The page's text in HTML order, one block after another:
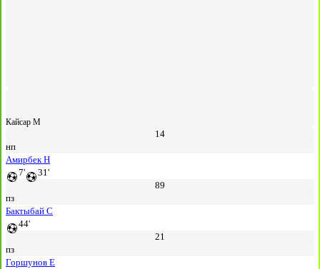
Кайсар М
14
нп
Амирбек Н
7'
31'
89
пз
Бактыбай С
44'
21
пз
Горшунов Е